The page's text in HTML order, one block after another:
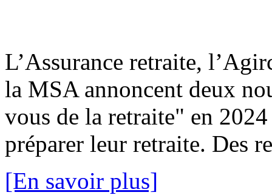
L’Assurance retraite,
la MSA annoncent deux
vous de la retraite" en
préparer leur retraite. Des
[En savoir plus]